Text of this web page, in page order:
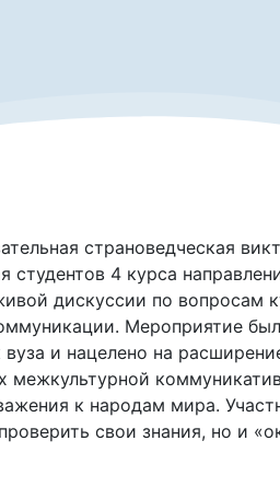
страноведческая
4 курса
дискуссии по вопросам
Мероприятие
и нацелено на
межкультурной
к народам мира.
свои знания, но и